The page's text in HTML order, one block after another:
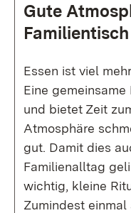
Gute
Familien­tisch
Essen ist viel
Eine
und bietet Zeit
Atmosphäre
gut. Damit dies
Familienalltag
wichtig, kleine
Zumindest einmal